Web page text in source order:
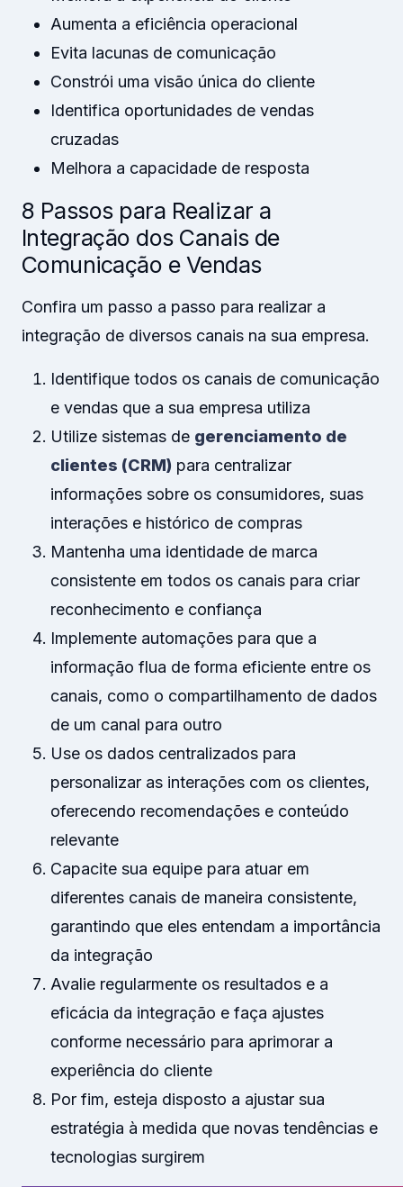
Aumenta a eficiência operacional
Evita lacunas de comunicação
Constrói uma visão única do cliente
Identifica oportunidades de vendas
cruzadas
Melhora a capacidade de resposta
8 Passos para Realizar a
Integração dos Canais de
Comunicação e Vendas
Confira um passo a passo para realizar a
integração de diversos canais na sua empresa.
Identifique todos os canais de comunicação
e vendas que a sua empresa utiliza
Utilize sistemas de gerenciamento de
clientes (CRM) para centralizar
informações sobre os consumidores, suas
interações e histórico de compras
Mantenha uma identidade de marca
consistente em todos os canais para criar
reconhecimento e confiança
Implemente automações para que a
informação flua de forma eficiente entre os
canais, como o compartilhamento de dados
de um canal para outro
Use os dados centralizados para
personalizar as interações com os clientes,
oferecendo recomendações e conteúdo
relevante
Capacite sua equipe para atuar em
diferentes canais de maneira consistente,
garantindo que eles entendam a importância
da integração
Avalie regularmente os resultados e a
eficácia da integração e faça ajustes
conforme necessário para aprimorar a
experiência do cliente
Por fim, esteja disposto a ajustar sua
estratégia à medida que novas tendências e
tecnologias surgirem